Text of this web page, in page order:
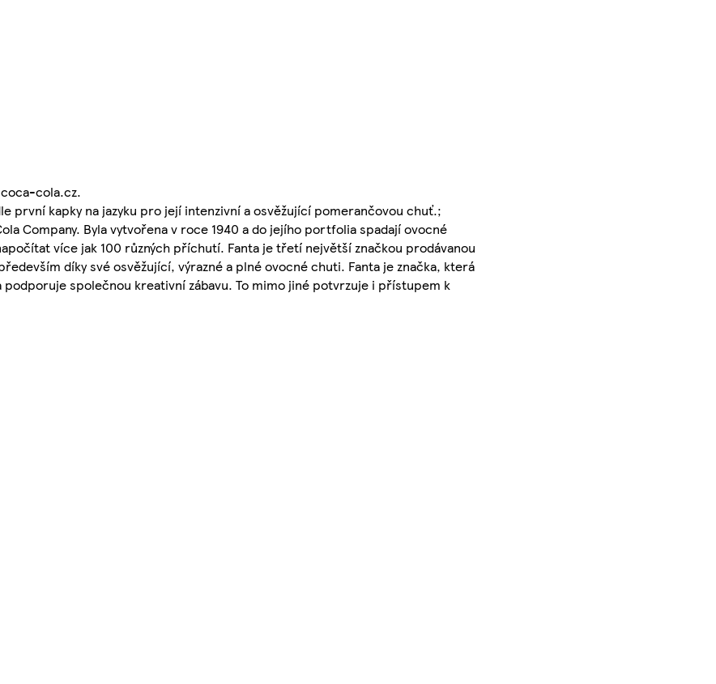
cola.cz.
první kapky na jazyku pro její intenzivní a osvěžující pomerančovou chuť.;
Company. Byla vytvořena v roce 1940 a do jejího portfolia spadají ovocné
více jak 100 různých příchutí. Fanta je třetí největší značkou prodávanou
díky své osvěžující, výrazné a plné ovocné chuti. Fanta je značka, která
společnou kreativní zábavu. To mimo jiné potvrzuje i přístupem k